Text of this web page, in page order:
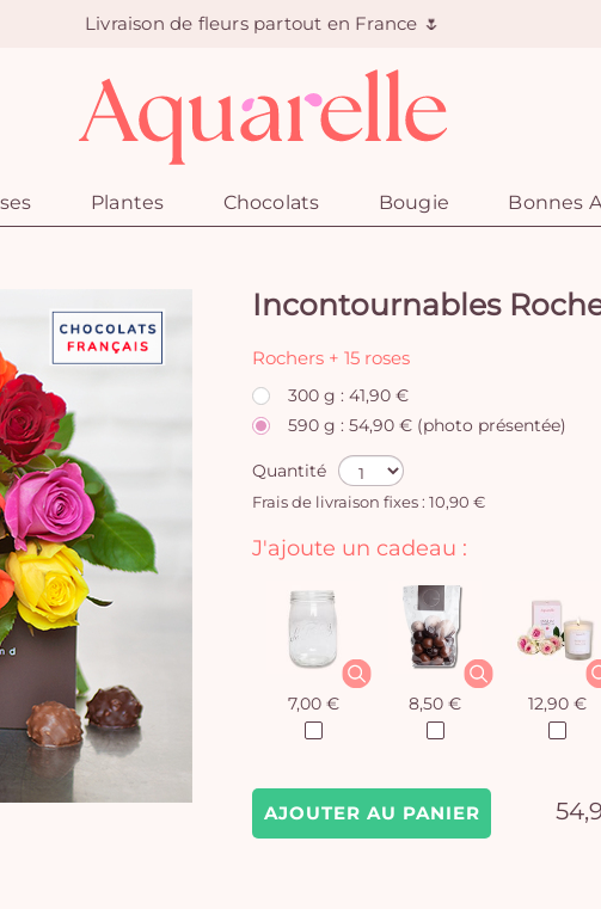
Livraison de fleurs partout en France 🌷
Plantes Chocolats Bougie Bonnes
Incontournables
Rochers + 15 roses
300 g : 41,90 €
590 g : 54,90 € (photo présentée)
Quantité
Frais de livraison fixes : 10,90 €
AJOUTER AU PANIER
J'ajoute un cadeau :
7,00 € 8,50 € 12,90 €